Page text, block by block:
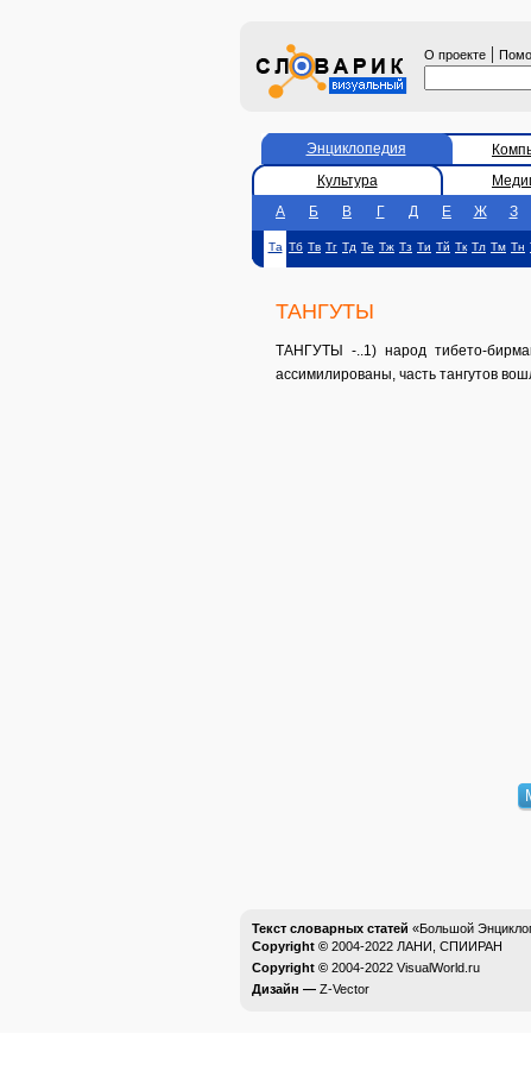
О проекте |
Энциклопедия
Культура
А
Б В Г Д Е Ж З
Та Тб Тв Тг Тд Те Тж Тз Ти Тй Тк Тл Тм Тн
ТАНГУТЫ
ТАНГУТЫ -..1) народ тибето-
ассимилированы, часть тангутов
Текст словарных статей «Большой
Copyright © 2004-2022 ЛАНИ, СПИИРАН
Copyright © 2004-2022 VisualWorld.ru
Дизайн — Z-Vector